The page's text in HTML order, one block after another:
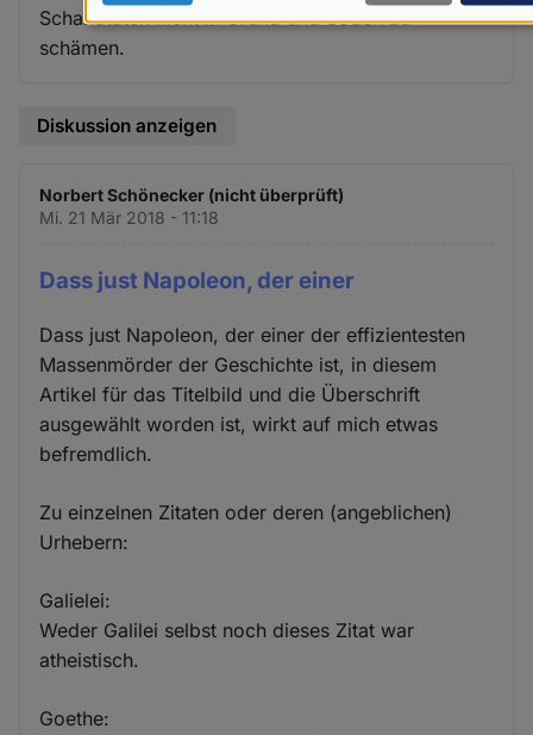
Schandtaten nicht in Grund und Boden zu
schämen.
Diskussion anzeigen
Norbert Schönecker (nicht überprüft)
Mi. 21 Mär 2018 - 11:18
Dass just Napoleon, der einer
Dass just Napoleon, der einer der effizientesten
Massenmörder der Geschichte ist, in diesem
Artikel für das Titelbild und die Überschrift
ausgewählt worden ist, wirkt auf mich etwas
befremdlich.
Zu einzelnen Zitaten oder deren (angeblichen)
Urhebern:
Galielei:
Weder Galilei selbst noch dieses Zitat war
atheistisch.
Goethe:
Daten
und